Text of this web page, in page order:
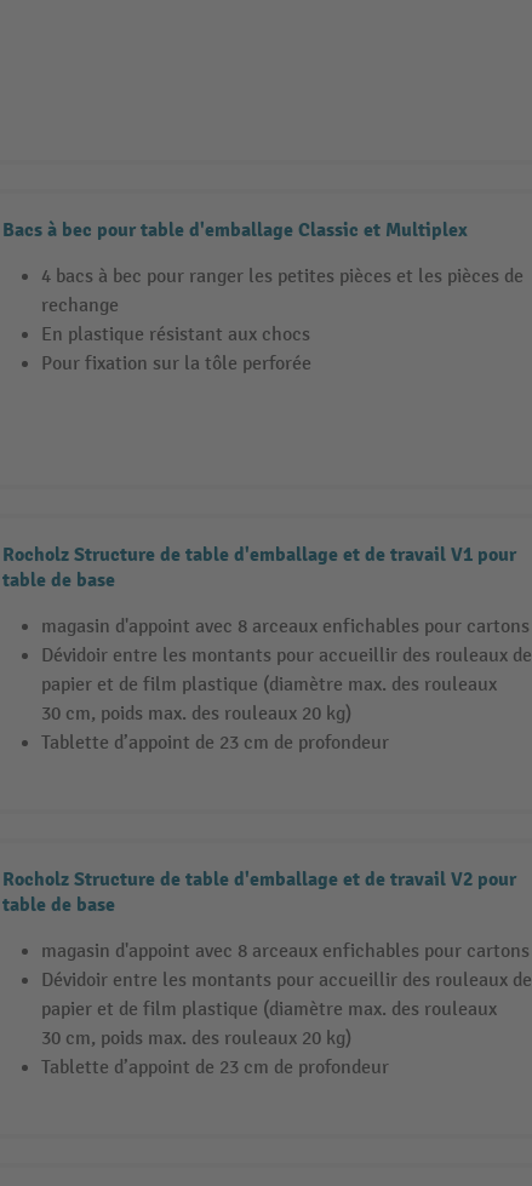
Bacs à bec pour table d'emballage Classic et Multiplex
4 bacs à bec pour ranger les petites pièces et les pièces de
rechange
En plastique résistant aux chocs
Pour fixation sur la tôle perforée
Rocholz Structure de table d'emballage et de travail V1 pour
table de base
magasin d'appoint avec 8 arceaux enfichables pour cartons
Dévidoir entre les montants pour accueillir des rouleaux de
papier et de film plastique (diamètre max. des rouleaux
30 cm, poids max. des rouleaux 20 kg)
Tablette d’appoint de 23 cm de profondeur
Rocholz Structure de table d'emballage et de travail V2 pour
table de base
magasin d'appoint avec 8 arceaux enfichables pour cartons
Dévidoir entre les montants pour accueillir des rouleaux de
papier et de film plastique (diamètre max. des rouleaux
30 cm, poids max. des rouleaux 20 kg)
Tablette d’appoint de 23 cm de profondeur